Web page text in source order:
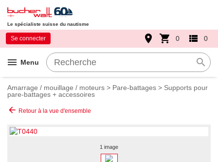
Le spécialiste suisse du nautisme
menu Menu search
Se connecter place shopping_cart 0 view_list 0
Amarrage / mouillage / moteurs > Pare-battages > Supports pour
pare-battages + accessoires
arrow_back Retour à la vue d'ensemble
1 image